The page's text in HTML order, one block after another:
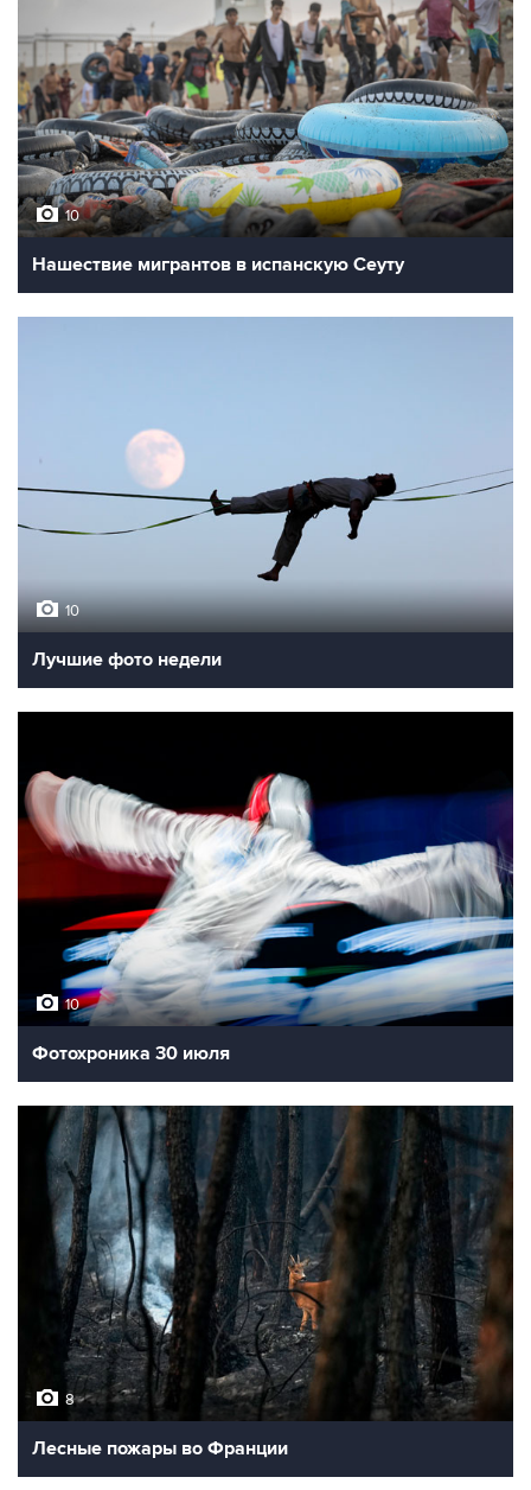
10
Нашествие мигрантов в испанскую Сеуту
10
Лучшие фото недели
10
Фотохроника 30 июля
8
Лесные пожары во Франции